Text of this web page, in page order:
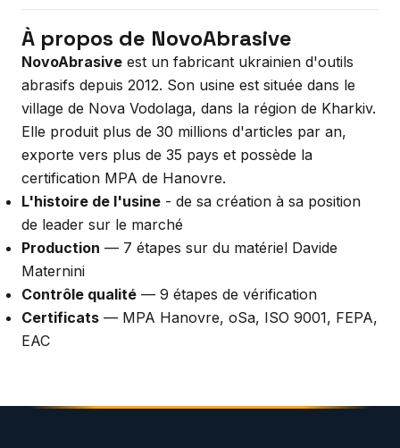
À propos de NovoAbrasive
NovoAbrasive est un fabricant ukrainien d'outils
abrasifs depuis 2012. Son usine est située dans le
village de Nova Vodolaga, dans la région de Kharkiv.
Elle produit plus de 30 millions d'articles par an,
exporte vers plus de 35 pays et possède la
certification MPA de Hanovre.
L'histoire de l'usine - de sa création à sa position
de leader sur le marché
Production — 7 étapes sur du matériel Davide
Maternini
Contrôle qualité — 9 étapes de vérification
Certificats — MPA Hanovre, oSa, ISO 9001, FEPA,
EAC